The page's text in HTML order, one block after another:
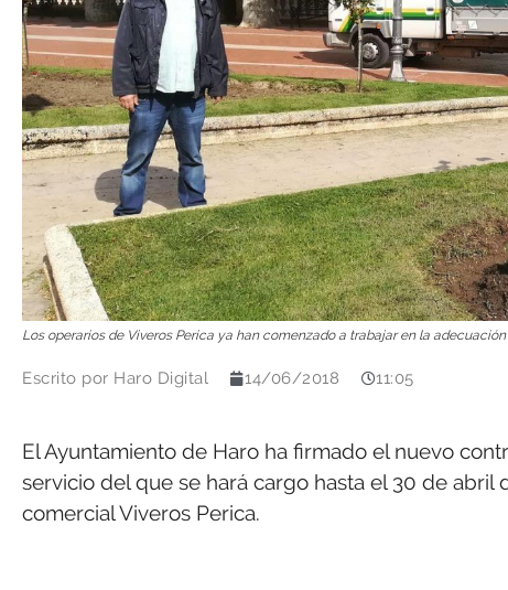
Los operarios de Viveros Perica ya han comenzado a trabajar en la
Escrito por Haro Digital 14/06/2018 11:05
El Ayuntamiento de Haro ha firmado el nuevo
servicio del que se hará cargo hasta el 30 de abril
comercial Viveros Perica.